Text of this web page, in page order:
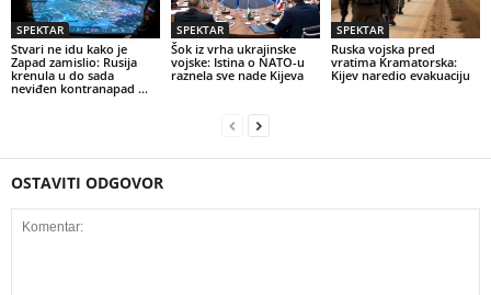
SPEKTAR
Stvari ne idu kako je
Zapad zamislio: Rusija
krenula u do sada
neviđen kontranapad …
SPEKTAR
Šok iz vrha ukrajinske
vojske: Istina o NATO-u
raznela sve nade Kijeva
SPEKTAR
Ruska vojska pred
vratima Kramatorska:
Kijev naredio evakuaciju
OSTAVITI ODGOVOR